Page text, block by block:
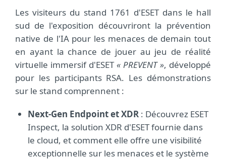
Les visiteurs du stand 1761 d'ESET dans le hall
sud de l'exposition découvriront la prévention
native de l'IA pour les menaces de demain tout
en ayant la chance de jouer au jeu de réalité
virtuelle immersif d'ESET« PREVENT », développé
pour les participants RSA. Les démonstrations
sur le stand comprennent :
Next-Gen Endpoint et XDR : Découvrez ESET
Inspect, la solution XDR d'ESET fournie dans
le cloud, et comment elle offre une visibilité
exceptionnelle sur les menaces et le système